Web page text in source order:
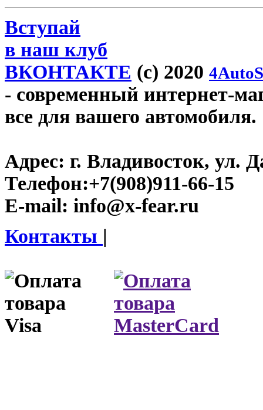
Вступай
в наш клуб
ВКОНТАКТЕ (c) 2020
- современный интернет-
все для вашего автомобиля.
Адрес: г. Владивосток, ул.
Телефон:+7(908)911-66-15
E-mail: info@x-fear.ru
Контакты |